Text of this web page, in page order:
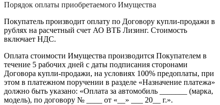
Порядок оплаты приобретаемого Имущества
Покупатель производит оплату по Договору купли-продажи в
рублях на расчетный счет АО ВТБ Лизинг. Стоимость
включает НДС.
Оплата стоимости Имущества производится Покупателем в
течение 5 рабочих дней с даты подписания сторонами
Договора купли-продажи, на условиях 100% предоплаты, при
этом в платежном поручении в разделе «Назначение платежа»
должно быть указано: «Оплата за автомобиль _______ (марка,
модель), по договору № ____ от «__» ___ 20__ г.».